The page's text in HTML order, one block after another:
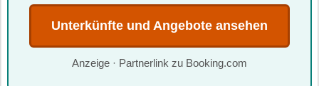
Unterkünfte und Angebote ansehen
Anzeige · Partnerlink zu Booking.com